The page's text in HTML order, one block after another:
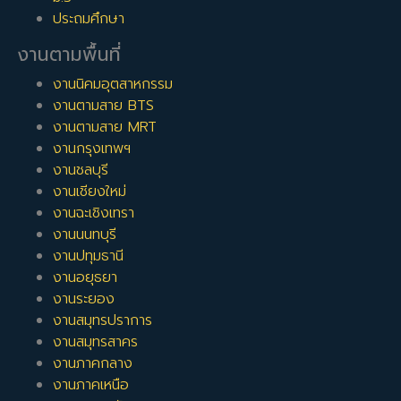
ประถมศึกษา
งานตามพื้นที่
งานนิคมอุตสาหกรรม
งานตามสาย BTS
งานตามสาย MRT
งานกรุงเทพฯ
งานชลบุรี
งานเชียงใหม่
งานฉะเชิงเทรา
งานนนทบุรี
งานปทุมธานี
งานอยุธยา
งานระยอง
งานสมุทรปราการ
งานสมุทรสาคร
งานภาคกลาง
งานภาคเหนือ